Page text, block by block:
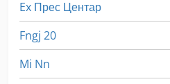
Ex Прес Центар
Fngj 20
Mi Nn